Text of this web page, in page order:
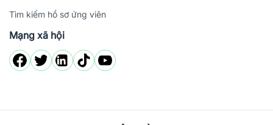
Tìm kiếm hồ sơ ứng viên
Mạng xã hội